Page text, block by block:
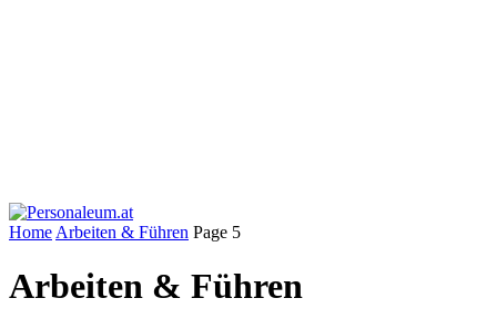
Home Arbeiten & Führen Page 5
Arbeiten & Führen